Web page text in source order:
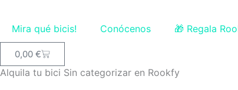
contenido
Mira qué bicis! Conócenos 🎁 Regala
0,00 €Carrito
Alquila tu bici Sin categorizar en Rookfy